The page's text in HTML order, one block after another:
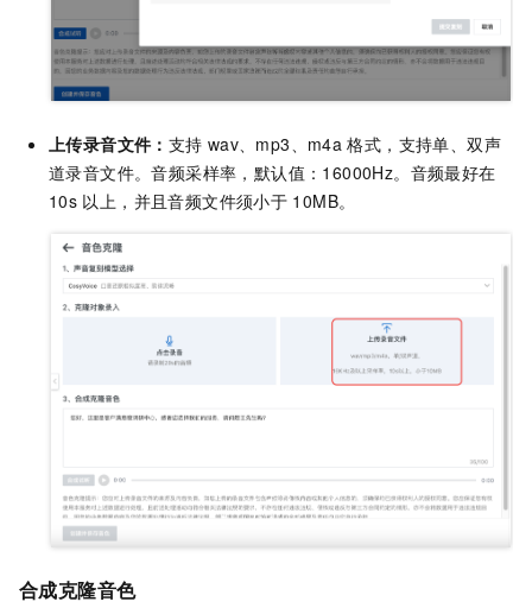
上传录音文件： 支持 wav、mp3、m4a 格式，支持单、双声
道录音文件。音频采样率，默认值：16000Hz。音频最好在
10s 以上，并且音频文件须小于 10MB。
合成克隆音色